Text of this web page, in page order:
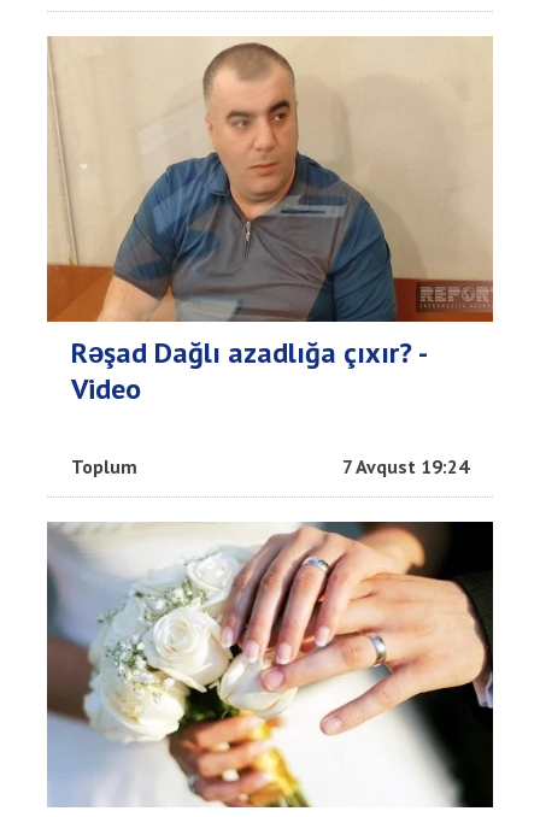
Rəşad Dağlı azadlığa çıxır? -
Video
Toplum 7 Avqust 19:24